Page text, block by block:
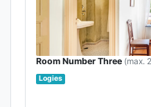
Room Number Three (max.
Logies